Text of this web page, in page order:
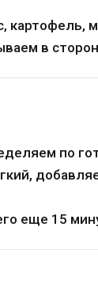
картофель,
в
по
еще 15